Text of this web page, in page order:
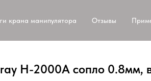
крана манипулятора Отзывы
H-2000А сопло 0.8мм,